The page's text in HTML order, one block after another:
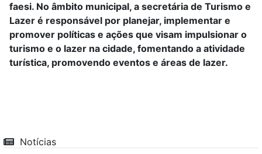
faesi. No âmbito municipal, a secretária de Turismo e
Lazer é responsável por planejar, implementar e
promover políticas e ações que visam impulsionar o
turismo e o lazer na cidade, fomentando a atividade
turística, promovendo eventos e áreas de lazer.
Notícias